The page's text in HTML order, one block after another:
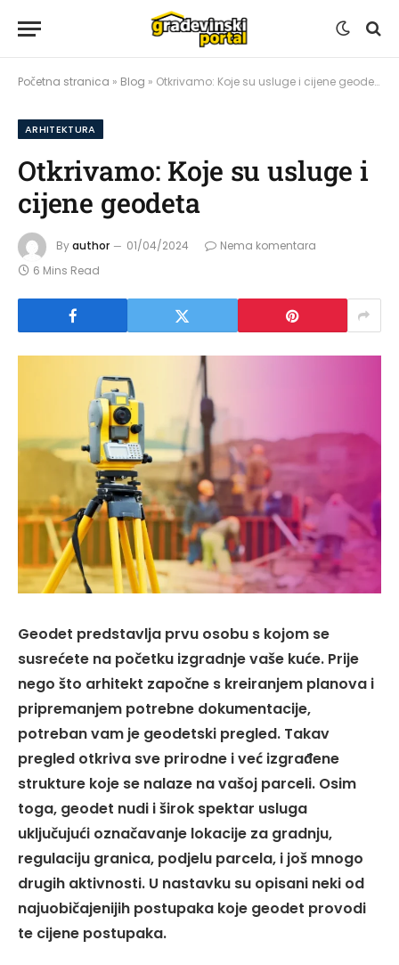
Početna stranica » Blog » Otkrivamo: Koje su usluge i cijene geodeta
ARHITEKTURA
Otkrivamo: Koje su usluge i
cijene geodeta
Byauthor 01/04/2024
Nema komentara
6 Mins Read
Geodet predstavlja prvu osobu s kojom se
susrećete na početku izgradnje vaše kuće. Prije
nego što arhitekt započne s kreiranjem planova i
pripremanjem potrebne dokumentacije,
potreban vam je geodetski pregled. Takav
pregled otkriva sve prirodne i već izgrađene
strukture koje se nalaze na vašoj parceli. Osim
toga, geodet nudi i širok spektar usluga
uključujući označavanje lokacije za gradnju,
regulaciju granica, podjelu parcela, i još mnogo
drugih aktivnosti. U nastavku su opisani neki od
najuobičajenijih postupaka koje geodet provodi
te cijene postupaka.